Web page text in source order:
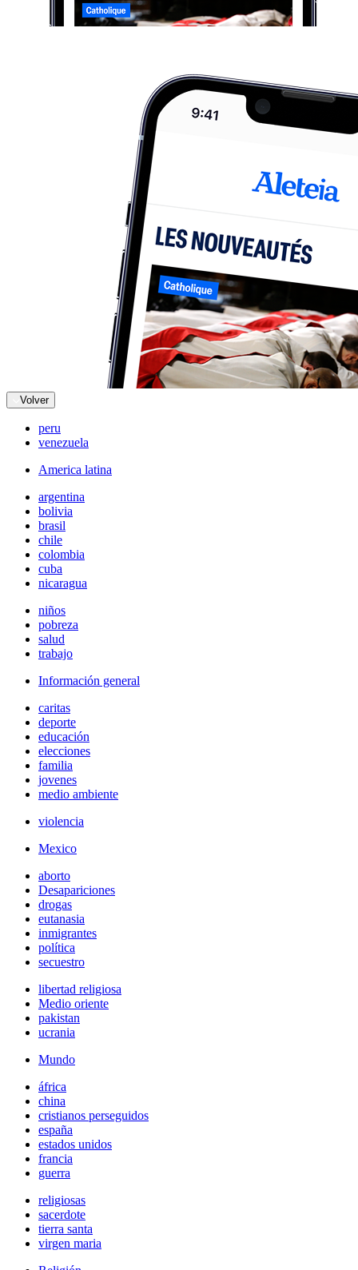
Volver
peru
venezuela
America latina
argentina
bolivia
brasil
chile
colombia
cuba
nicaragua
niños
pobreza
salud
trabajo
Información general
caritas
deporte
educación
elecciones
familia
jovenes
medio ambiente
violencia
Mexico
aborto
Desapariciones
drogas
eutanasia
inmigrantes
política
secuestro
libertad religiosa
Medio oriente
pakistan
ucrania
Mundo
áfrica
china
cristianos perseguidos
españa
estados unidos
francia
guerra
religiosas
sacerdote
tierra santa
virgen maria